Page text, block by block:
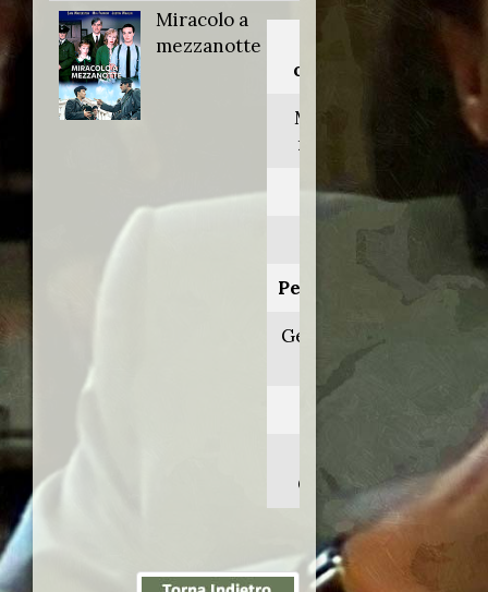
Miracolo a
mezzanotte
originale:
Miracle at
midnight
Anno:
Personaggio:
Gen. Werner
Best
Cameron